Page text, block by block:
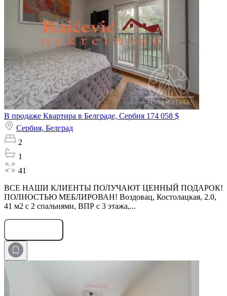
В продаже Квартира в Белграде, Сербия 174 058 $
Сербия, Белград
2
1
41
ВСЕ НАШИ КЛИЕНТЫ ПОЛУЧАЮТ ЦЕННЫЙ ПОДАРОК!
ПОЛНОСТЬЮ МЕБЛИРОВАН! Воздовац, Костолацкая, 2.0,
41 м2 с 2 спальнями, ВПР с 3 этажа,...